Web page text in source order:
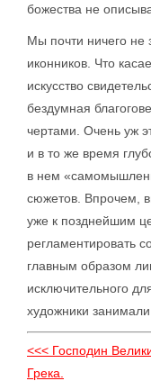
божества не
Мы почти ничего не
иконников. Что
искусство
бездумная
чертами. Очень уж
и в то же время
в нем
сюжетов. Впрочем,
уже к позднейшим
регламентировать
главным образом
исключительного
художники
<<< Господин
Грека.